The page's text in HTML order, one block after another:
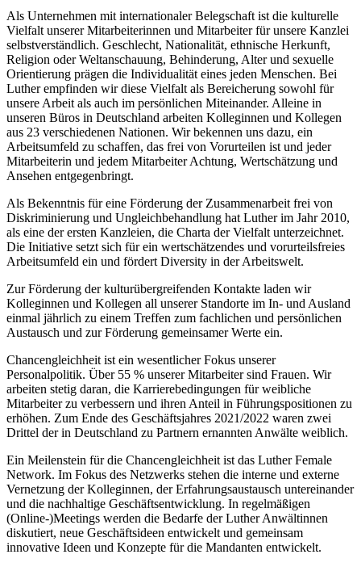
Als Unternehmen mit internationaler Belegschaft ist die kulturelle
Vielfalt unserer Mitarbeiterinnen und Mitarbeiter für unsere Kanzlei
selbstverständlich. Geschlecht, Nationalität, ethnische Herkunft,
Religion oder Weltanschauung, Behinderung, Alter und sexuelle
Orientierung prägen die Individualität eines jeden Menschen. Bei
Luther empfinden wir diese Vielfalt als Bereicherung sowohl für
unsere Arbeit als auch im persönlichen Miteinander. Alleine in
unseren Büros in Deutschland arbeiten Kolleginnen und Kollegen
aus 23 verschiedenen Nationen. Wir bekennen uns dazu, ein
Arbeitsumfeld zu schaffen, das frei von Vorurteilen ist und jeder
Mitarbeiterin und jedem Mitarbeiter Achtung, Wertschätzung und
Ansehen entgegenbringt.
Als Bekenntnis für eine Förderung der Zusammenarbeit frei von
Diskriminierung und Ungleichbehandlung hat Luther im Jahr 2010,
als eine der ersten Kanzleien, die Charta der Vielfalt unterzeichnet.
Die Initiative setzt sich für ein wertschätzendes und vorurteilsfreies
Arbeitsumfeld ein und fördert Diversity in der Arbeitswelt.
Zur Förderung der kulturübergreifenden Kontakte laden wir
Kolleginnen und Kollegen all unserer Standorte im In- und Ausland
einmal jährlich zu einem Treffen zum fachlichen und persönlichen
Austausch und zur Förderung gemeinsamer Werte ein.
Chancengleichheit ist ein wesentlicher Fokus unserer
Personalpolitik. Über 55 % unserer Mitarbeiter sind Frauen. Wir
arbeiten stetig daran, die Karrierebedingungen für weibliche
Mitarbeiter zu verbessern und ihren Anteil in Führungspositionen zu
erhöhen. Zum Ende des Geschäftsjahres 2021/2022 waren zwei
Drittel der in Deutschland zu Partnern ernannten Anwälte weiblich.
Ein Meilenstein für die Chancengleichheit ist das Luther Female
Network. Im Fokus des Netzwerks stehen die interne und externe
Vernetzung der Kolleginnen, der Erfahrungsaustausch untereinander
und die nachhaltige Geschäftsentwicklung. In regelmäßigen
(Online-)Meetings werden die Bedarfe der Luther Anwältinnen
diskutiert, neue Geschäftsideen entwickelt und gemeinsam
innovative Ideen und Konzepte für die Mandanten entwickelt.